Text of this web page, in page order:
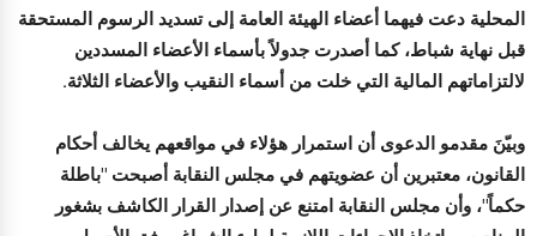
المحلية دعت فيهما أعضاء الهيئة العامة إلى تسديد الرسوم المستحقة
قبل نهاية شباط، كما أصدرت جدولاً بأسماء الأعضاء المسددين
لالتزاماتهم المالية التي خلت من أسماء النقيب والأعضاء الثلاثة.
وبيّنَ مقدمو الدعوى أن استمرار هؤلاء في مواقعهم يخالف أحكام
القانون، معتبرين أن عضويتهم في مجلس النقابة أصبحت "باطلة
حكماً"، وأن مجلس النقابة امتنع عن إصدار القرار الكاشف بشغور